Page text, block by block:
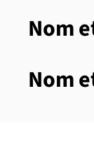
Nom
Nom